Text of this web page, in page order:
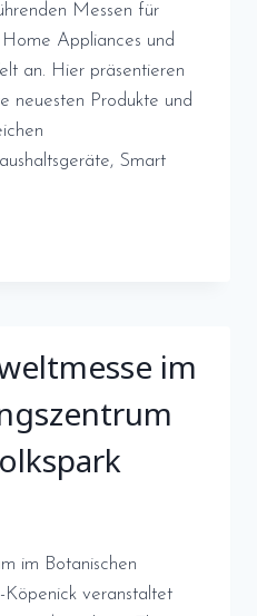
Messen für
Appliances und
an. Hier präsentieren
neuesten Produkte und
Smart
im
im Botanischen
Köpenick veranstaltet